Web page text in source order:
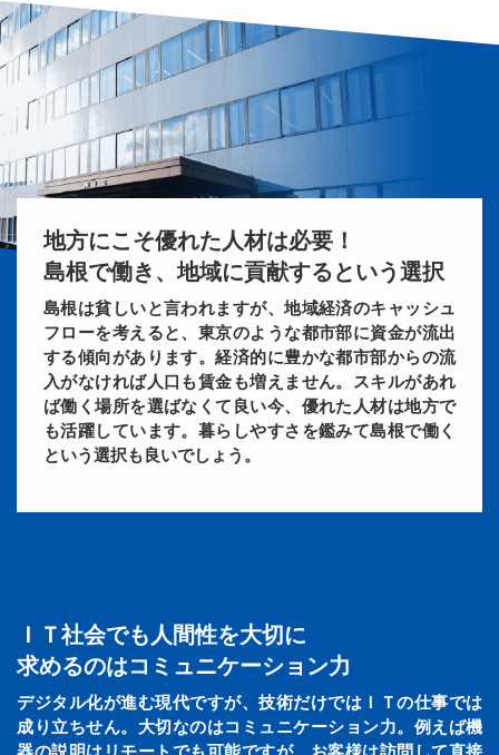
地方にこそ優れた人材は必要！
島根で働き、地域に貢献するという選択
島根は貧しいと言われますが、地域経済のキャッシュ
フローを考えると、東京のような都市部に資金が流出
する傾向があります。経済的に豊かな都市部からの流
入がなければ人口も賃金も増えません。スキルがあれ
ば働く場所を選ばなくて良い今、優れた人材は地方で
も活躍しています。暮らしやすさを鑑みて島根で働く
という選択も良いでしょう。
ＩＴ社会でも人間性を大切に
求めるのはコミュニケーション力
デジタル化が進む現代ですが、技術だけではＩＴの仕事では
成り立ちせん。大切なのはコミュニケーション力。例えば機